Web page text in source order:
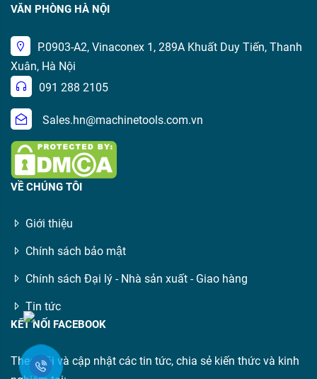
VĂN PHÒNG HÀ NỘI
P.0903-A2, Vinaconex 1, 289A Khuất Duy Tiến, Thanh
Xuân, Hà Nội
091 288 2105
Sales.hn@machinetools.com.vn
VỀ CHÚNG TÔI
Giới thiệu
Chính sách bảo mật
Chính sách Đại lý - Nhà sản xuất - Giao hàng
Tin tức
KẾT NỐI FACEBOOK
Theo dõi và cập nhật các tin tức, chia sẻ kiến thức và kinh